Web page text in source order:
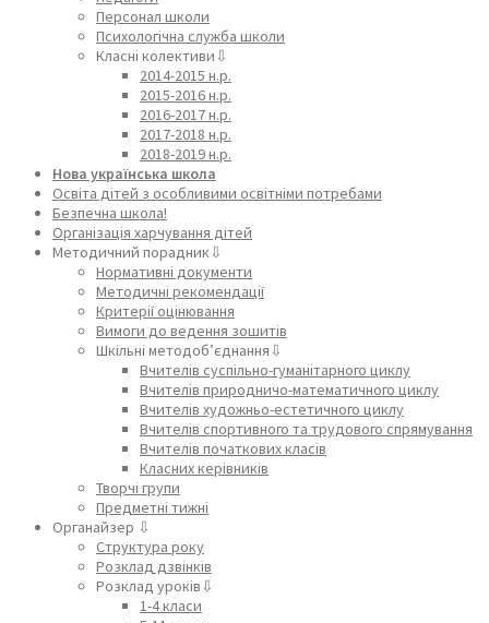
Персонал школи
Психологічна служба школи
Класні колективи⇩
2014-2015 н.р.
2015-2016 н.р.
2016-2017 н.р.
2017-2018 н.р.
2018-2019 н.р.
Нова українська школа
Освіта дітей з особливими освітніми потребами
Безпечна школа!
Організація харчування дітей
Методичний порадник⇩
Нормативні документи
Методичні рекомендації
Критерії оцінювання
Вимоги до ведення зошитів
Шкільні методоб’єднання⇩
Вчителів суспільно-гуманітарного циклу
Вчителів природничо-математичного циклу
Вчителів художньо-естетичного циклу
Вчителів спортивного та трудового спрямування
Вчителів початкових класів
Класних керівників
Творчі групи
Предметні тижні
Органайзер ⇩
Структура року
Розклад дзвінків
Розклад уроків⇩
1-4 класи